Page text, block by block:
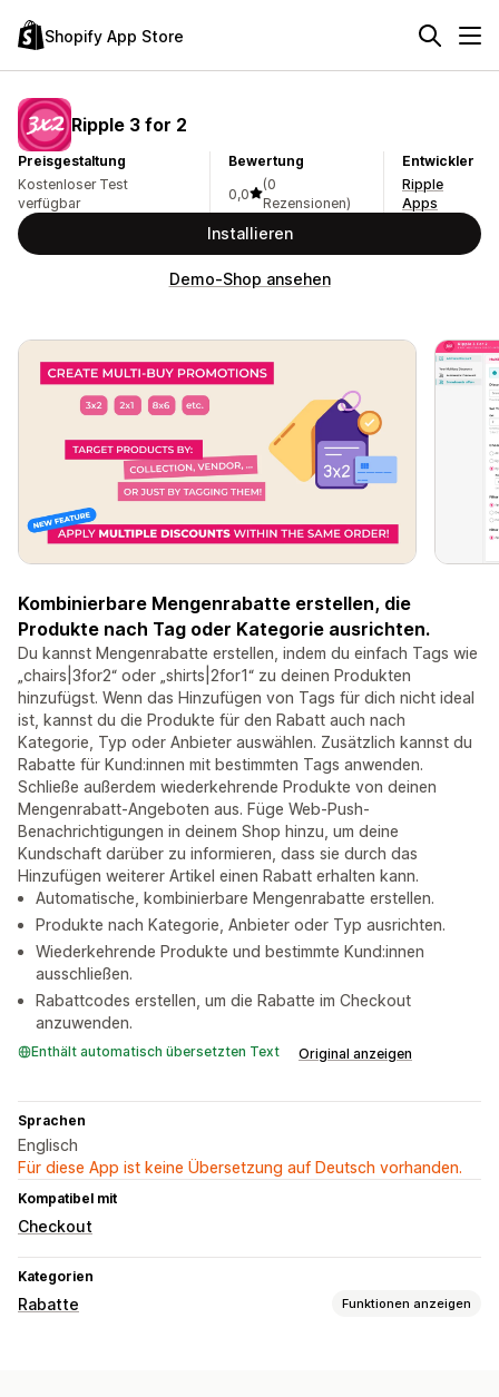
Shopify App Store
Ripple 3 for 2
Preisgestaltung
Kostenloser Test
verfügbar
Bewertung
0,0
(0
Rezensionen)
Entwickler
Ripple
Apps
Installieren
Demo-Shop ansehen
Kombinierbare Mengenrabatte erstellen, die
Produkte nach Tag oder Kategorie ausrichten.
Du kannst Mengenrabatte erstellen, indem du einfach Tags wie
„chairs|3for2“ oder „shirts|2for1“ zu deinen Produkten
hinzufügst. Wenn das Hinzufügen von Tags für dich nicht ideal
ist, kannst du die Produkte für den Rabatt auch nach
Kategorie, Typ oder Anbieter auswählen. Zusätzlich kannst du
Rabatte für Kund:innen mit bestimmten Tags anwenden.
Schließe außerdem wiederkehrende Produkte von deinen
Mengenrabatt-Angeboten aus. Füge Web-Push-
Benachrichtigungen in deinem Shop hinzu, um deine
Kundschaft darüber zu informieren, dass sie durch das
Hinzufügen weiterer Artikel einen Rabatt erhalten kann.
Automatische, kombinierbare Mengenrabatte erstellen.
Produkte nach Kategorie, Anbieter oder Typ ausrichten.
Wiederkehrende Produkte und bestimmte Kund:innen
ausschließen.
Rabattcodes erstellen, um die Rabatte im Checkout
anzuwenden.
Enthält automatisch übersetzten Text Original anzeigen
Sprachen
Englisch
Für diese App ist keine Übersetzung auf Deutsch vorhanden.
Kompatibel mit
Checkout
Kategorien
Rabatte Funktionen anzeigen